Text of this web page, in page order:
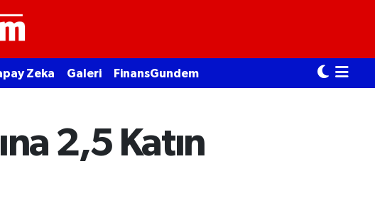
Zeka Galeri FinansGundem
2,5 Katın